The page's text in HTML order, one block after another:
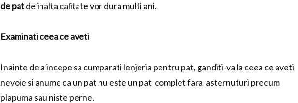
de patde inalta calitate vor dura multi ani.
Examinati ceea ce aveti
Inainte de a incepe sa cumparati lenjeria pentru pat, ganditi-va la ceea ce aveti
nevoie si anume ca un pat nu este un pat complet fara asternuturi precum
plapuma sau niste perne.